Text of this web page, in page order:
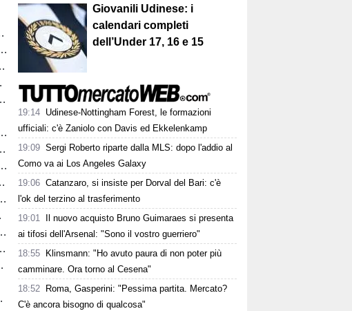
Giovanili Udinese: i
calendari completi
dell’Under 17, 16 e 15
19:14 Udinese-Nottingham Forest, le formazioni
ufficiali: c'è Zaniolo con Davis ed Ekkelenkamp
19:09 Sergi Roberto riparte dalla MLS: dopo l'addio al
Como va ai Los Angeles Galaxy
19:06 Catanzaro, si insiste per Dorval del Bari: c'è
l'ok del terzino al trasferimento
19:01
Il nuovo acquisto Bruno Guimaraes si presenta
ai tifosi dell'Arsenal: "Sono il vostro guerriero"
18:55
Klinsmann: "Ho avuto paura di non poter più
camminare. Ora torno al Cesena"
18:52
Roma, Gasperini: "Pessima partita. Mercato?
C'è ancora bisogno di qualcosa"